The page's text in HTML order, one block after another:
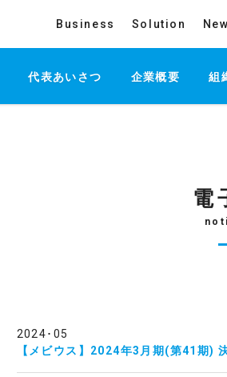
Business Solution
代表あいさつ 企業概要 組
電
2024･05
【メビウス】2024年3月期(第41期)